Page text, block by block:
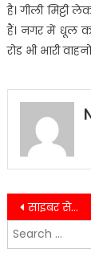
है। गीली
हैं। नगर में धूल
रोड भी भारी
Post
साइबर सेल से कंट्रोल रूम तक SSP नैनीताल ने परखी व्यवस्थाएं, स्मार्ट पुलिसिंग पर दिया जोर
Search
for: